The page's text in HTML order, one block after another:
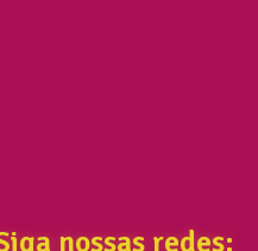
nossas redes: